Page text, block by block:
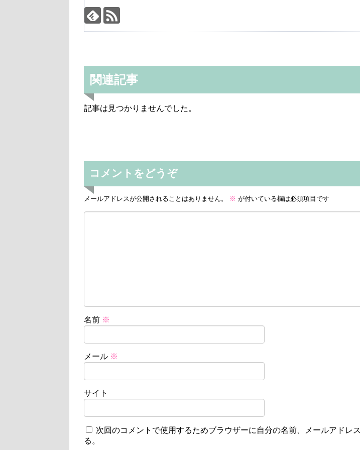
関連記事
記事は見つかりませんでした。
コメントをどうぞ
メールアドレスが公開されることはありません。 ※ が付いている欄は必須項目です
名前 ※
メール ※
サイト
次回のコメントで使用するためブラウザーに自分の名前、メールアドレ
る。